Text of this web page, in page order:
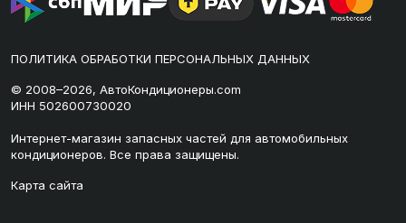
ПОЛИТИКА ОБРАБОТКИ ПЕРСОНАЛЬНЫХ ДАННЫХ
© 2008–2026, АвтоКондиционеры.com
ИНН 502600730020
Интернет-магазин запасных частей для автомобильных
кондиционеров. Все права защищены.
Карта сайта